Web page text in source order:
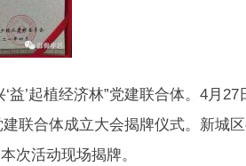
’起植经济林”党建联合体。4月27
联合体成立大会揭牌仪式。新城区
次活动现场揭牌。